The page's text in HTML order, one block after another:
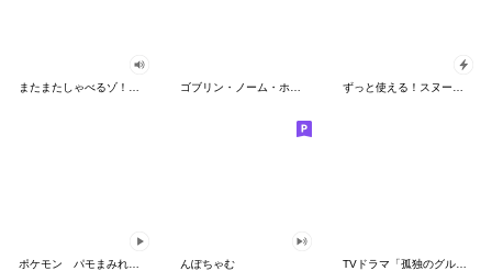
んぽちゃむ TVドラマ「孤独のグルメ」